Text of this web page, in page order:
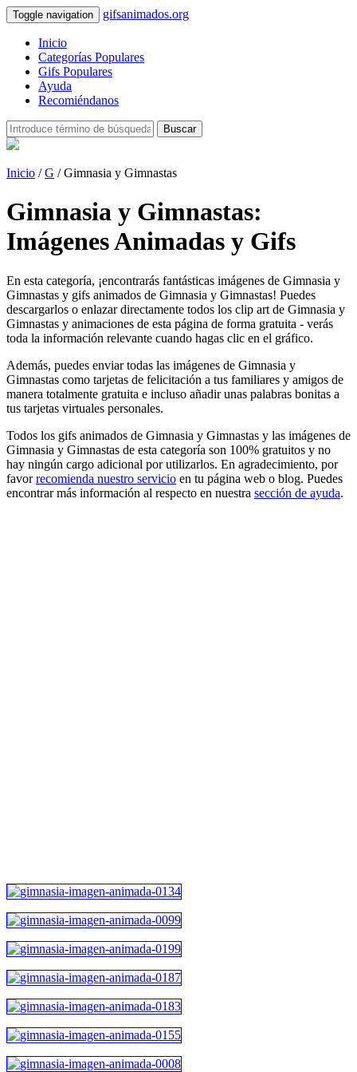
Toggle navigation gifsanimados.org
Inicio
Categorías Populares
Gifs Populares
Ayuda
Recomiéndanos
Buscar
Inicio /G / Gimnasia y Gimnastas
Gimnasia y Gimnastas:
Imágenes Animadas y Gifs
En esta categoría, ¡encontrarás fantásticas imágenes de Gimnasia y
Gimnastas y gifs animados de Gimnasia y Gimnastas! Puedes
descargarlos o enlazar directamente todos los clip art de Gimnasia y
Gimnastas y animaciones de esta página de forma gratuita - verás
toda la información relevante cuando hagas clic en el gráfico.
Además, puedes enviar todas las imágenes de Gimnasia y
Gimnastas como tarjetas de felicitación a tus familiares y amigos de
manera totalmente gratuita e incluso añadir unas palabras bonitas a
tus tarjetas virtuales personales.
Todos los gifs animados de Gimnasia y Gimnastas y las imágenes de
Gimnasia y Gimnastas de esta categoría son 100% gratuitos y no
hay ningún cargo adicional por utilizarlos. En agradecimiento, por
favorrecomienda nuestro servicio en tu página web o blog. Puedes
encontrar más información al respecto en nuestra sección de ayuda.